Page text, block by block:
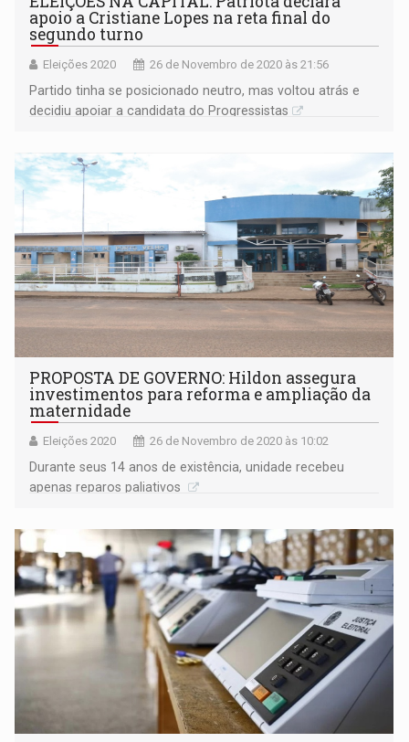
apoio a Cristiane Lopes na reta final do
segundo turno
Eleições 2020 26 de Novembro de 2020 às 21:56
Partido tinha se posicionado neutro, mas voltou atrás e
decidiu apoiar a candidata do Progressistas
PROPOSTA DE GOVERNO: Hildon assegura
investimentos para reforma e ampliação da
maternidade
Eleições 2020 26 de Novembro de 2020 às 10:02
Durante seus 14 anos de existência, unidade recebeu
apenas reparos paliativos